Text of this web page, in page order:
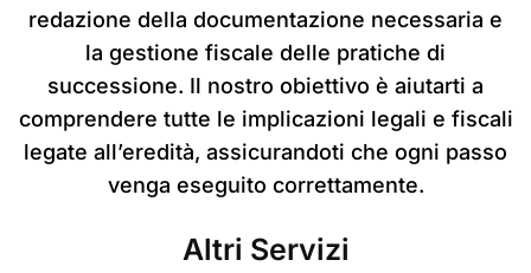
redazione della documentazione necessaria e
la gestione fiscale delle pratiche di
successione. Il nostro obiettivo è aiutarti a
comprendere tutte le implicazioni legali e fiscali
legate all’eredità, assicurandoti che ogni passo
venga eseguito correttamente.
Altri Servizi